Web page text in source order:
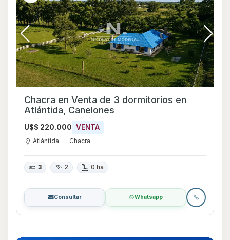
Chacra en Venta de 3 dormitorios en
Atlántida, Canelones
U$S 220.000 VENTA
Atlántida Chacra
3 2 0 ha
Consultar Whatsapp